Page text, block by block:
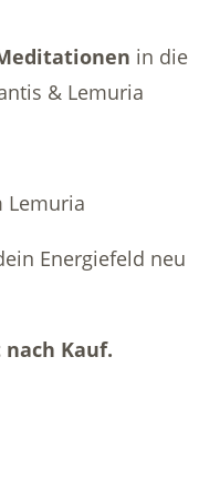
in die
& Lemuria
Lemuria
Energiefeld neu
Kauf.